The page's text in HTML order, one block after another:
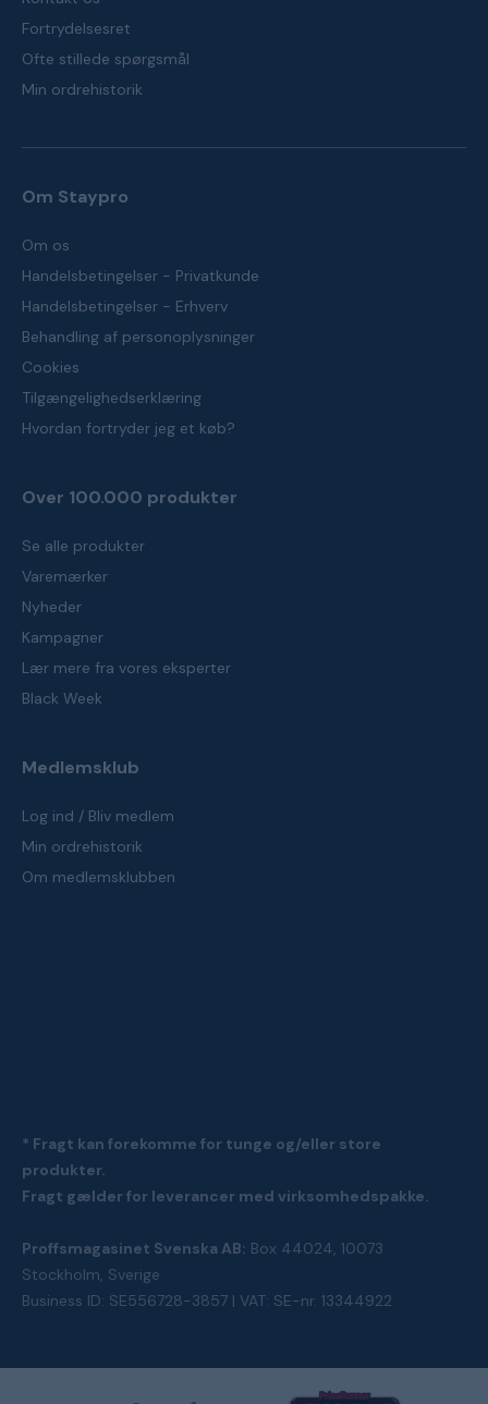
Fortrydelsesret
Ofte stillede spørgsmål
Min ordrehistorik
Om Staypro
Om os
Handelsbetingelser - Privatkunde
Handelsbetingelser - Erhverv
Behandling af personoplysninger
Cookies
Tilgængelighedserklæring
Hvordan fortryder jeg et køb?
Over 100.000 produkter
Se alle produkter
Varemærker
Nyheder
Kampagner
Lær mere fra vores eksperter
Black Week
Medlemsklub
Log ind / Bliv medlem
Min ordrehistorik
Om medlemsklubben
* Fragt kan forekomme for tunge og/eller store
produkter.
Fragt gælder for leverancer med virksomhedspakke.
Proffsmagasinet Svenska AB: Box 44024, 10073
Stockholm, Sverige
Business ID: SE556728-3857 | VAT: SE-nr. 13344922